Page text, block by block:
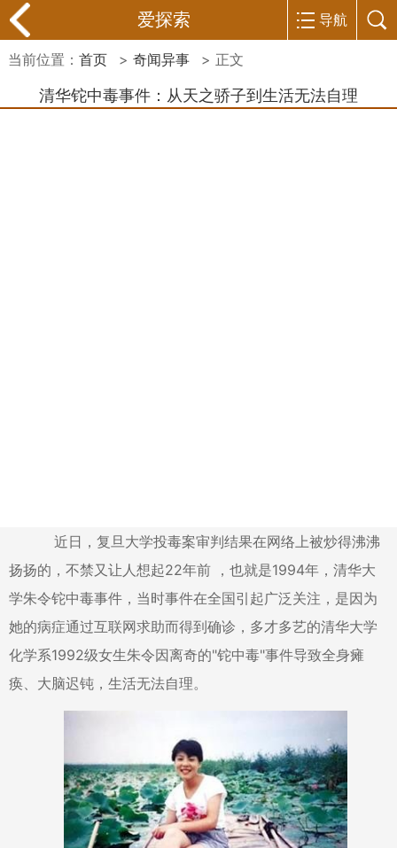
爱探索 导航
当前位置： 首页 > 奇闻异事 > 正文
清华铊中毒事件：从天之骄子到生活无法自理
近日，复旦大学投毒案审判结果在网络上被炒得沸沸
扬扬的，不禁又让人想起22年前 ，也就是1994年，清华大
学朱令铊中毒事件，当时事件在全国引起广泛关注，是因为
她的病症通过互联网求助而得到确诊，多才多艺的清华大学
化学系1992级女生朱令因离奇的"铊中毒"事件导致全身瘫
痪、大脑迟钝，生活无法自理。